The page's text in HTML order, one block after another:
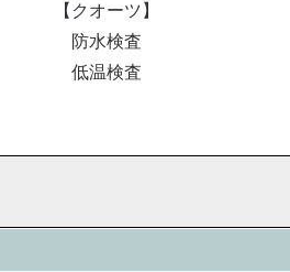
【クオーツ】
防水検査
低温検査